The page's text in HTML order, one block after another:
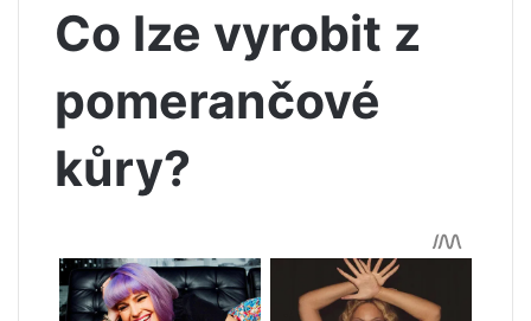
Co lze vyrobit z
pomerančové
kůry?